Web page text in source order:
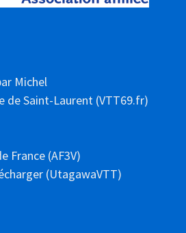
Michel
de Saint-Laurent (VTT69.fr)
France (AF3V)
(UtagawaVTT)